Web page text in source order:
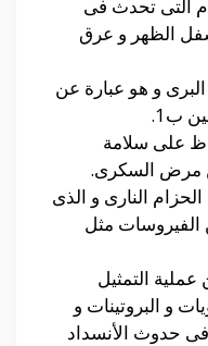
التى تحدث فى
الظهر و عرق
و هو عبارة عن
ب1.
على سلامة
مرض السكرى.
النارى و الذى
مثل
التمثيل
و البروتينات و
حدوث الأنسداد